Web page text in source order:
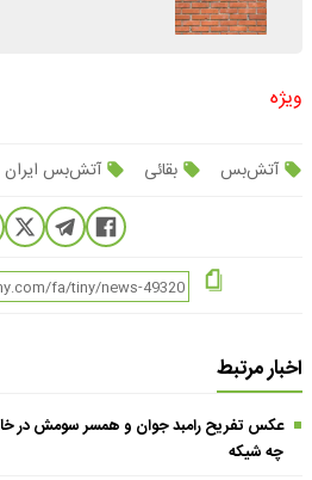
ویژه
آتش‌بس بقائی آتش‌بس ایران
اخبار مرتبط
عکس تفریح رامبد جوان و همسر سومش در
چه شیکه